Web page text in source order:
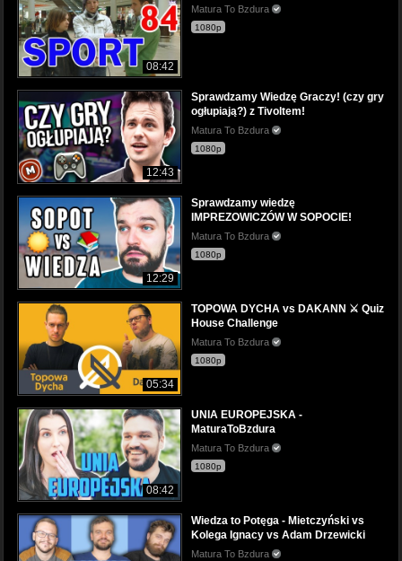
08:42
Matura To Bzdura
1080p
12:43
Sprawdzamy Wiedzę Graczy! (czy gry
ogłupiają?) z Tivoltem!
Matura To Bzdura
1080p
12:29
Sprawdzamy wiedzę
IMPREZOWICZÓW W SOPOCIE!
Matura To Bzdura
1080p
05:34
TOPOWA DYCHA vs DAKANN ⚔️ Quiz
House Challenge
Matura To Bzdura
1080p
08:42
UNIA EUROPEJSKA -
MaturaToBzdura
Matura To Bzdura
1080p
Wiedza to Potęga - Mietczyński vs
Kolega Ignacy vs Adam Drzewicki
Matura To Bzdura